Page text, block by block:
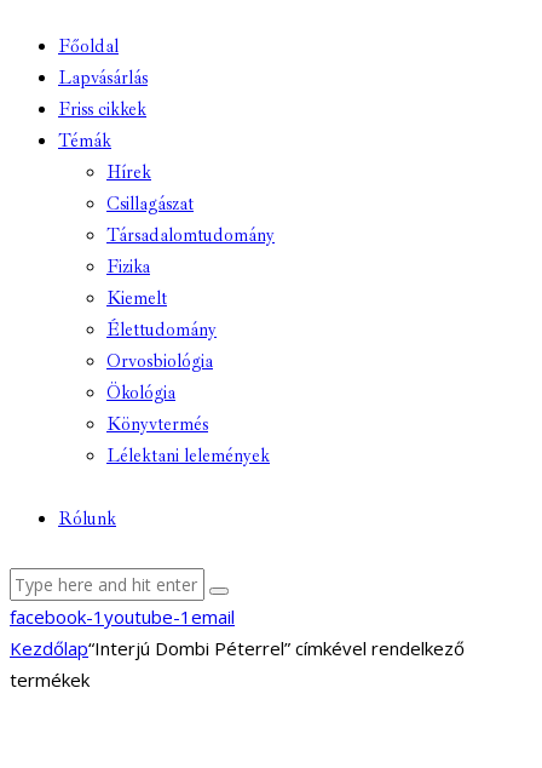
Főoldal
Lapvásárlás
Friss cikkek
Témák
Hírek
Csillagászat
Társadalomtudomány
Fizika
Kiemelt
Élettudomány
Orvosbiológia
Ökológia
Könyvtermés
Lélektani lelemények
Rólunk
facebook-1 youtube-1 email
Kezdőlap“Interjú Dombi Péterrel” címkével rendelkező
termékek